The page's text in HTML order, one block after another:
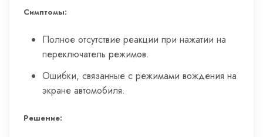
Симптомы:
Полное отсутствие реакции при нажатии на
переключатель режимов.
Ошибки, связанные с режимами вождения на
экране автомобиля.
Решение: